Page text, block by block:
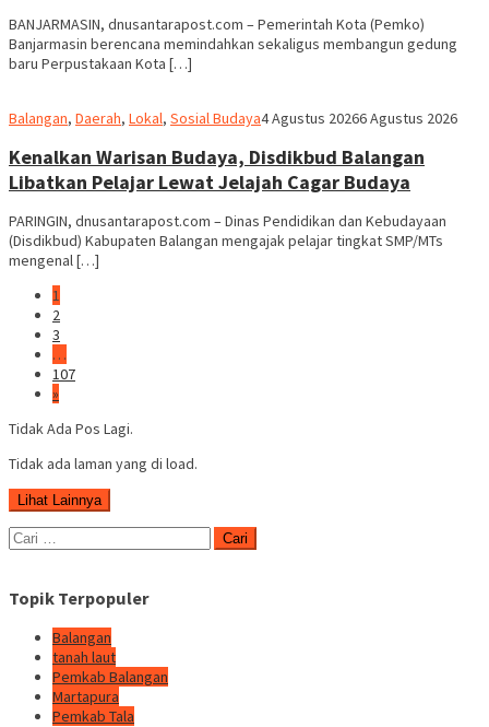
BANJARMASIN, dnusantarapost.com – Pemerintah Kota (Pemko)
Banjarmasin berencana memindahkan sekaligus membangun gedung
baru Perpustakaan Kota […]
Balangan, Daerah, Lokal, Sosial BudayaRedaksi
4 Agustus 20266 Agustus 2026
Kenalkan Warisan Budaya, Disdikbud Balangan
Libatkan Pelajar Lewat Jelajah Cagar Budaya
PARINGIN, dnusantarapost.com – Dinas Pendidikan dan Kebudayaan
(Disdikbud) Kabupaten Balangan mengajak pelajar tingkat SMP/MTs
mengenal […]
1
2
3
…
107
»
Tidak Ada Pos Lagi.
Tidak ada laman yang di load.
Lihat Lainnya
Cari
untuk:
Topik Terpopuler
Balangan
tanah laut
Pemkab Balangan
Martapura
Pemkab Tala